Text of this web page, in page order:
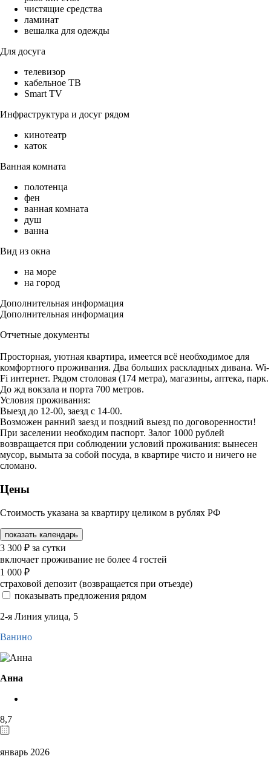
чистящие средства
ламинат
вешалка для одежды
Для досуга
телевизор
кабельное ТВ
Smart TV
Инфраструктура и досуг рядом
кинотеатр
каток
Ванная комната
полотенца
фен
ванная комната
душ
ванна
Вид из окна
на море
на город
Дополнительная информация
Дополнительная информация
Отчетные документы
Просторная, уютная квартира, имеется всё необходимое для
комфортного проживания. Два больших раскладных дивана. Wi-
Fi интернет. Рядом столовая (174 метра), магазины, аптека, парк.
До жд вокзала и порта 700 метров.
Условия проживания:
Выезд до 12-00, заезд с 14-00.
Возможен ранний заезд и поздний выезд по договоренности!
При заселении необходим паспорт. Залог 1000 рублей
возвращается при соблюдении условий проживания: вынесен
мусор, вымыта за собой посуда, в квартире чисто и ничего не
сломано.
Цены
Стоимость указана за квартиру целиком в рублях РФ
показать календарь
3 300 ₽ за сутки
включает проживание не более 4 гостей
1 000 ₽
страховой депозит (возвращается при отъезде)
показывать предложения рядом
2-я Линия улица, 5
Ванино
Анна
8,7
январь 2026